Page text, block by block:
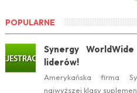
POPULARNE
Synergy
liderów!
Amerykańska firma
najwyższej klasy